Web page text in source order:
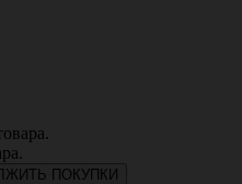
ПОКУПКИ